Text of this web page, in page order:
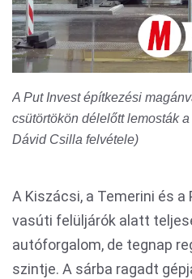
A Put Invest építkezési
csütörtökön délelőtt lemosták
Dávid Csilla felvétele)
A Kiszácsi, a Temerini és
vasúti felüljárók alatt
autóforgalom, de tegnap
szintje. A sárba ragadt